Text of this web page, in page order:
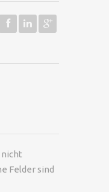
nicht
Felder sind